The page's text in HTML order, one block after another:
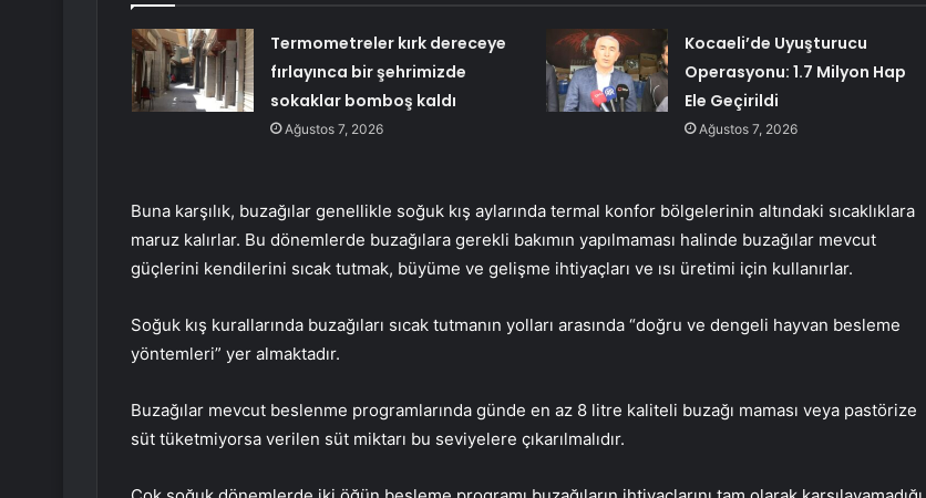
Termometreler kırk dereceye
fırlayınca bir şehrimizde
sokaklar bomboş kaldı
Ağustos 7, 2026
Kocaeli’de Uyuşturucu
Operasyonu: 1.7 Milyon Hap
Ele Geçirildi
Ağustos 7, 2026
Buna karşılık, buzağılar genellikle soğuk kış aylarında termal konfor bölgelerinin altındaki sıcaklıklara
maruz kalırlar. Bu dönemlerde buzağılara gerekli bakımın yapılmaması halinde buzağılar mevcut
güçlerini kendilerini sıcak tutmak, büyüme ve gelişme ihtiyaçları ve ısı üretimi için kullanırlar.
Soğuk kış kurallarında buzağıları sıcak tutmanın yolları arasında “doğru ve dengeli hayvan besleme
yöntemleri” yer almaktadır.
Buzağılar mevcut beslenme programlarında günde en az 8 litre kaliteli buzağı maması veya pastörize
süt tüketmiyorsa verilen süt miktarı bu seviyelere çıkarılmalıdır.